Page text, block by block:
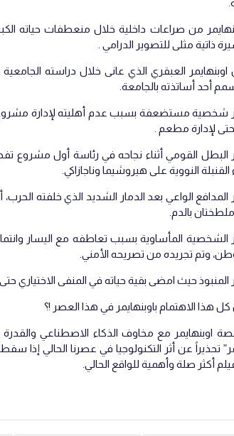
من صراعات داخلية خلال منعطفات حياته
ذاتية مثلى للتصوير الدرامي .
العبقري الذي عانى خلال دراسته
أحد أساتذته بالجامعة.
شخصية مستضعفة بسبب عدم أهليته لإدارة مشروع
لإدارة مطعم .
البطل القومي أثناء نجاحه في رئاسة أول مشروع
القنبلة النووية على هيروشيما وناجازاكي.
المدافع الواعي بعد الدمار الشديد الذي خلفته
بالدم.
الشخصية المأساوية بسبب تعاطفه مع اليسار
وتم تجريده من تصريحه الأمني.
المنبوذ حيث امضى بقية حياته في المنفى الاختياري حتى
كل هذا الاهتمام باوبنهايمر في هذا العصر !؟
اوبنهايمر مع مخاوف الذكاء الاصطناعي والقدرة
تحذيراً عن أثر التكنولوجيا في عصرنا الحالي
أكثر صلة وأهمية للواقع الحالي.